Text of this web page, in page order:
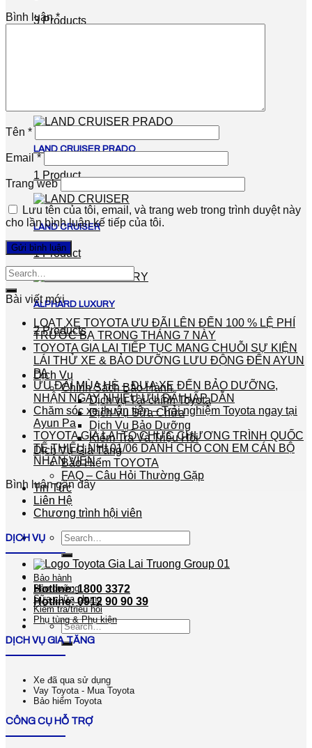
3 Products
LAND CRUISER PRADO
1 Product
LAND CRUISER
1 Product
ALPHARD LUXURY
2 Products
Dịch Vụ
Chính Sách Bảo Hành
Dịch vụ Tài chính Toyota
Dịch Vụ Sửa Chữa
Dịch Vụ Bảo Dưỡng
Kiểm Tra Và Triệu Hồi
Dịch Vụ Gia Tăng
Bảo Hiểm TOYOTA
FAQ – Câu Hỏi Thường Gặp
Tin Tức
Liên Hệ
Chương trình hội viên
Search
for:
Hotline: 1800 3372
Hotline: 0912 90 90 39
Search
for:
Bình luận*
Tên *
Email *
Trang web
Lưu tên của tôi, email, và trang web trong trình duyệt này
cho lần bình luận kế tiếp của tôi.
Bài viết mới
LOẠT XE TOYOTA ƯU ĐÃI LÊN ĐẾN 100 % LỆ PHÍ
TRƯỚC BẠ TRONG THÁNG 7 NÀY
TOYOTA GIA LAI TIẾP TỤC MANG CHUỖI SỰ KIỆN
LÁI THỬ XE & BẢO DƯỠNG LƯU ĐỘNG ĐẾN AYUN
PA
ƯU ĐÃI MÙA HÈ – ĐƯA XE ĐẾN BẢO DƯỠNG,
NHẬN NGAY NHIỀU ƯU ĐÃI HẤP DẪN
Chăm sóc xe thuận tiện – Trải nghiệm Toyota ngay tại
Ayun Pa
TOYOTA GIA LAI TỔ CHỨC CHƯƠNG TRÌNH QUỐC
TẾ THIẾU NHI 01/06 DÀNH CHO CON EM CÁN BỘ
NHÂN VIÊN
Bình luận gần đây
DỊCH VỤ
Bảo hành
Bảo dưỡng
Sữa chữa chung
Kiểm tra/triệu hồi
Phụ tùng & Phụ kiện
DỊCH VỤ GIA TĂNG
Xe đã qua sử dụng
Vay Toyota - Mua Toyota
Bảo hiểm Toyota
CÔNG CỤ HỖ TRỢ